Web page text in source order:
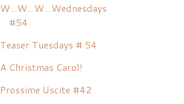
W...W...W...Wednesdays
#54
Teaser Tuesdays # 54
A Christmas Carol!
Prossime Uscite #42